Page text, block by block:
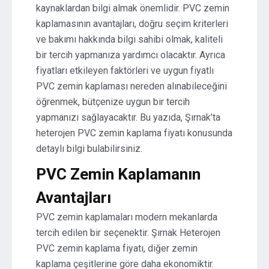
kaynaklardan bilgi almak önemlidir. PVC zemin
kaplamasının avantajları, doğru seçim kriterleri
ve bakımı hakkında bilgi sahibi olmak, kaliteli
bir tercih yapmanıza yardımcı olacaktır. Ayrıca
fiyatları etkileyen faktörleri ve uygun fiyatlı
PVC zemin kaplaması nereden alınabileceğini
öğrenmek, bütçenize uygun bir tercih
yapmanızı sağlayacaktır. Bu yazıda, Şırnak’ta
heterojen PVC zemin kaplama fiyatı konusunda
detaylı bilgi bulabilirsiniz.
PVC Zemin Kaplamanın
Avantajları
PVC zemin kaplamaları modern mekanlarda
tercih edilen bir seçenektir. Şırnak Heterojen
PVC zemin kaplama fiyatı, diğer zemin
kaplama çeşitlerine göre daha ekonomiktir.